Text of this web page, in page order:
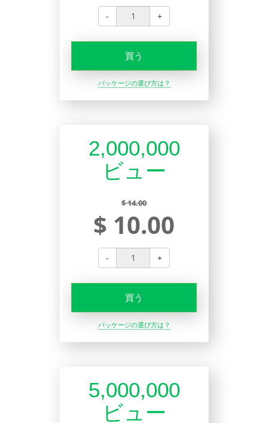
- +
買う
パッケージの選び方は？
2,000,000
ビュー
$ 14.00
$ 10.00
- +
買う
パッケージの選び方は？
5,000,000
ビュー